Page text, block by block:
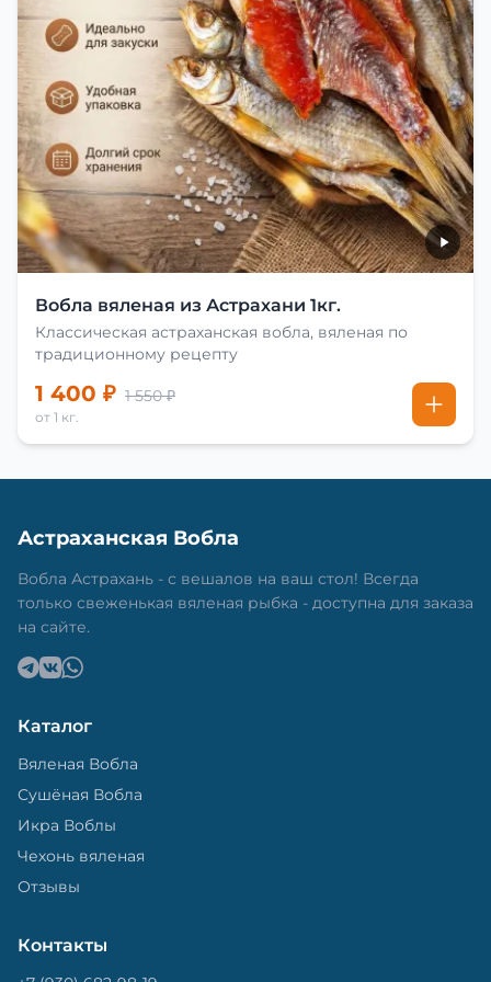
Вобла вяленая из Астрахани 1кг.
Классическая астраханская вобла, вяленая по
традиционному рецепту
1 400 ₽ 1 550 ₽
от 1 кг.
Астраханская Вобла
Вобла Астрахань - с вешалов на ваш стол! Всегда
только свеженькая вяленая рыбка - доступна для заказа
на сайте.
Каталог
Вяленая Вобла
Сушёная Вобла
Икра Воблы
Чехонь вяленая
Отзывы
Контакты